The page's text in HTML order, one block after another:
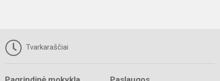
Tvarkaraščiai